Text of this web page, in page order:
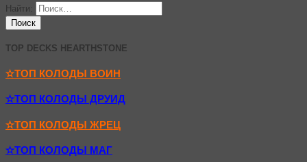
Найти:
TOP DECKS HEARTHSTONE
✫ТОП КОЛОДЫ ВОИН
✫ТОП КОЛОДЫ ДРУИД
✫ТОП КОЛОДЫ ЖРЕЦ
✫ТОП КОЛОДЫ МАГ